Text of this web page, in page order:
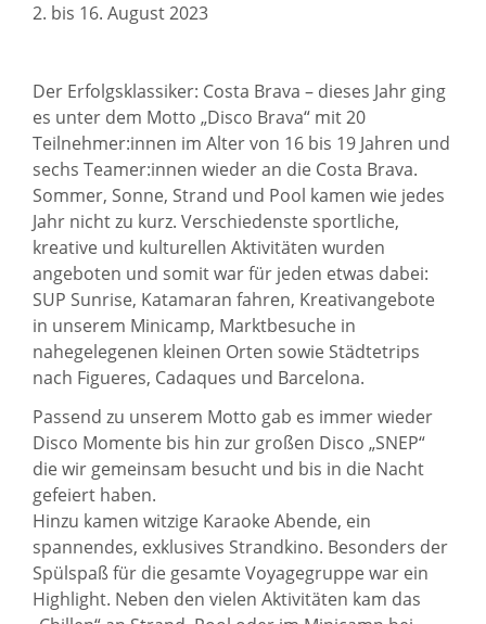
springen
2. bis 16. August 2023
Der Erfolgsklassiker: Costa Brava – dieses Jahr ging
es unter dem Motto „Disco Brava“ mit 20
Teilnehmer:innen im Alter von 16 bis 19 Jahren und
sechs Teamer:innen wieder an die Costa Brava.
Sommer, Sonne, Strand und Pool kamen wie jedes
Jahr nicht zu kurz. Verschiedenste sportliche,
kreative und kulturellen Aktivitäten wurden
angeboten und somit war für jeden etwas dabei:
SUP Sunrise, Katamaran fahren, Kreativangebote
in unserem Minicamp, Marktbesuche in
nahegelegenen kleinen Orten sowie Städtetrips
nach Figueres, Cadaques und Barcelona.
Passend zu unserem Motto gab es immer wieder
Disco Momente bis hin zur großen Disco „SNEP“
die wir gemeinsam besucht und bis in die Nacht
gefeiert haben.
Hinzu kamen witzige Karaoke Abende, ein
spannendes, exklusives Strandkino. Besonders der
Spülspaß für die gesamte Voyagegruppe war ein
Highlight. Neben den vielen Aktivitäten kam das